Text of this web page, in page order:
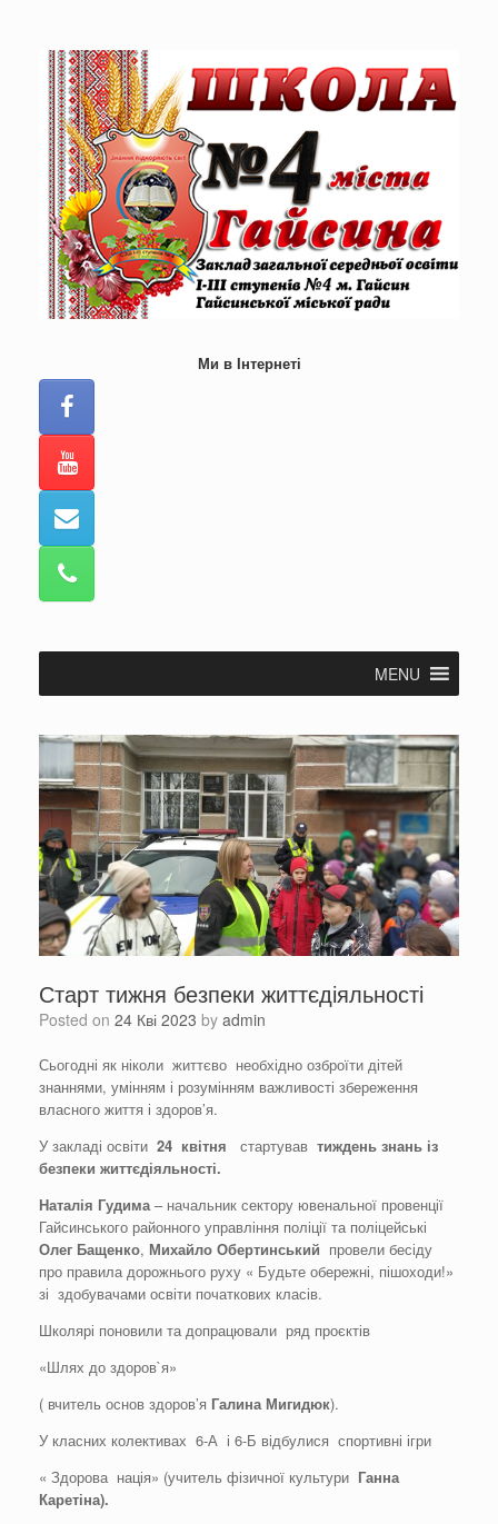
Ми в Інтернеті
MENU
Старт тижня безпеки життєдіяльності
Posted on 24 Кві 2023 by admin
Сьогодні як ніколи життєво необхідно озброїти дітей
знаннями, умінням і розумінням важливості збереження
власного життя і здоров’я.
У закладі освіти 24 квітня стартував тиждень знань із
безпеки життєдіяльності.
Наталія Гудима– начальник сектору ювенальної провенції
Гайсинського районного управління поліції та поліцейські
Олег Бащенко, Михайло Обертинський провели бесіду
про правила дорожнього руху « Будьте обережні, пішоходи!»
зі здобувачами освіти початкових класів.
Школярі поновили та допрацювали ряд проєктів
«Шлях до здоров`я»
( вчитель основ здоров’я Галина Мигидюк).
У класних колективах 6-А і 6-Б відбулися спортивні ігри
« Здорова нація» (учитель фізичної культури Ганна
Каретіна).